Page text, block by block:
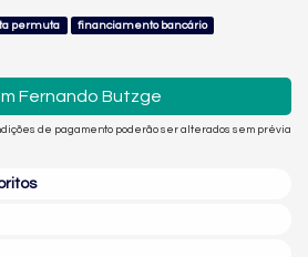
permuta financiamento bancário
Fernando Butzge
de pagamento poderão ser alterados sem prévia